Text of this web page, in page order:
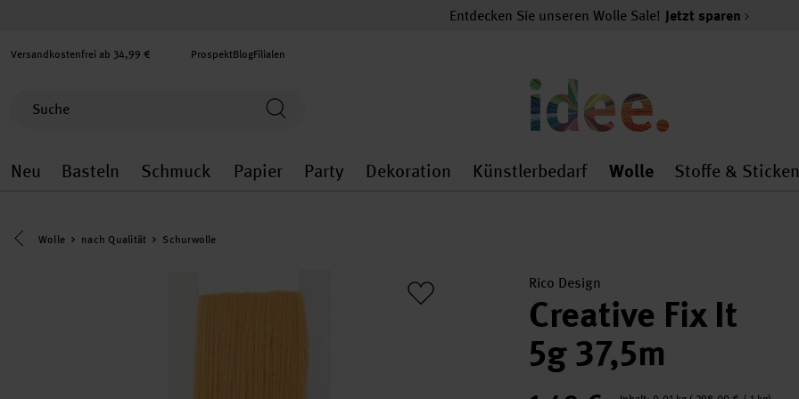
Entdecken Sie unseren Wolle Sale! Jetzt sparen
Versandkostenfrei ab 34,99 € ProspektBlogFilialen
Neu
Neu general.openMenu
Basteln
Basteln general.openMenu
Schmuck
Schmuck general.openMenu
Papier
Papier general.openMenu
Party
Party general.openMenu
Dekoration
Dekoration general.openMenu
Künstlerbedarf
Künstlerbedarf
Wolle
Wolle
Stoffe & Sticken
Eine Kategorie zurück navigieren
Wolle nach Qualität Schurwolle
Rico Design
Creative Fix It
5g 37,5m